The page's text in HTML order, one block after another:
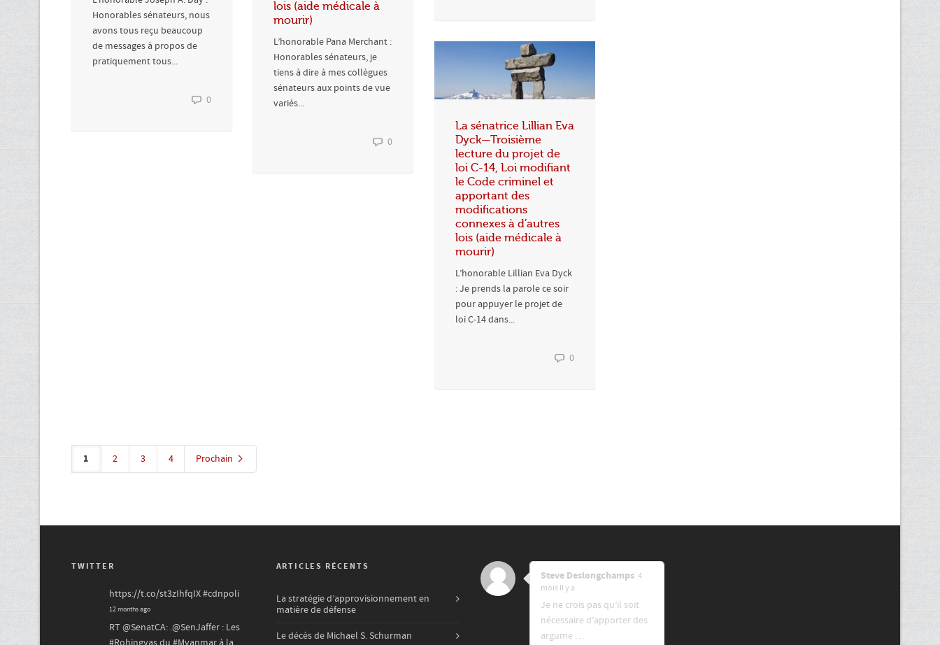
Honorables sénateurs, nous
avons tous reçu beaucoup
de messages à propos de
pratiquement tous...
0
lois (aide médicale à
mourir)
L’honorable Pana Merchant :
Honorables sénateurs, je
tiens à dire à mes collègues
sénateurs aux points de vue
variés...
0
La sénatrice Lillian Eva
Dyck—Troisième
lecture du projet de
loi C-14, Loi modifiant
le Code criminel et
apportant des
modifications
connexes à d’autres
lois (aide médicale à
mourir)
L’honorable Lillian Eva Dyck
: Je prends la parole ce soir
pour appuyer le projet de
loi C-14 dans...
0
1 2 3 4 Prochain
TWITTER
https://t.co/st3zIhfqIX#cdnpoli
12 months ago
RT @SenatCA: .@SenJaffer : Les
ARTICLES RÉCENTS
La stratégie d’approvisionnement en
matière de défense
Le décès de Michael S. Schurman
Steve Deslongchamps 4
mois ll y a
Je ne crois pas qu’il soit
nécessaire d’apporter des
argume …